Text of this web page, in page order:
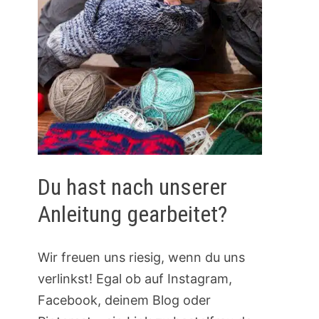
Du hast nach unserer
Anleitung gearbeitet?
Wir freuen uns riesig, wenn du uns
verlinkst! Egal ob auf Instagram,
Facebook, deinem Blog oder